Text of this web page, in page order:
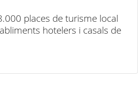
places de turisme local
hotelers i casals de